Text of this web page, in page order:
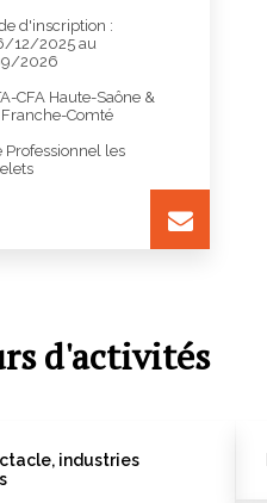
d'inscription :
12/2025 au
2026
CFA Haute-Saône &
Comté
Professionnel les
d'activités
industries